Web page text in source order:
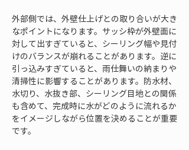
外部側では、外壁仕上げとの取り合いが大き
なポイントになります。サッシ枠が外壁面に
対して出すぎていると、シーリング幅や見付
けのバランスが崩れることがあります。逆に
引っ込みすぎていると、雨仕舞いの納まりや
清掃性に影響することがあります。防水材、
水切り、水抜き部、シーリング目地との関係
も含めて、完成時に水がどのように流れるか
をイメージしながら位置を決めることが重要
です。